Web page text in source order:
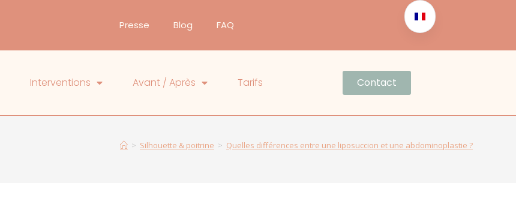
Presse Blog FAQ
Interventions Avant / Après Tarifs Contact
> Silhouette & poitrine > Quelles différences entre une liposuccion et une abdominoplastie ?